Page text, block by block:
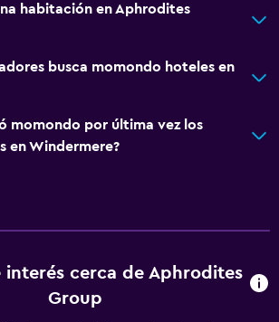
habitación en Aphrodites
busca momondo hoteles en
momondo por última vez los
en Windermere?
interés cerca de Aphrodites
Group